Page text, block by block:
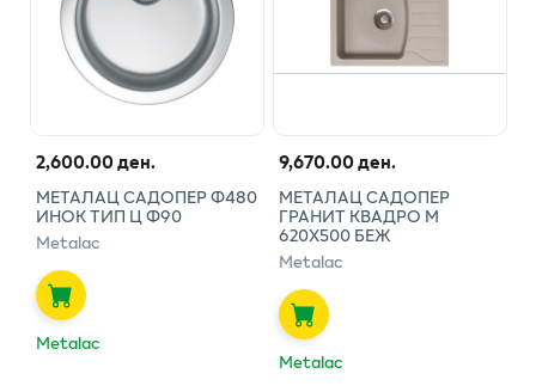
2,600.00 ден.
МЕТАЛАЦ САДОПЕР Ф480
ИНОК ТИП Ц Ф90
Metalac
Metalac
9,670.00 ден.
МЕТАЛАЦ САДОПЕР
ГРАНИТ КВАДРО М
620Х500 БЕЖ
Metalac
Metalac